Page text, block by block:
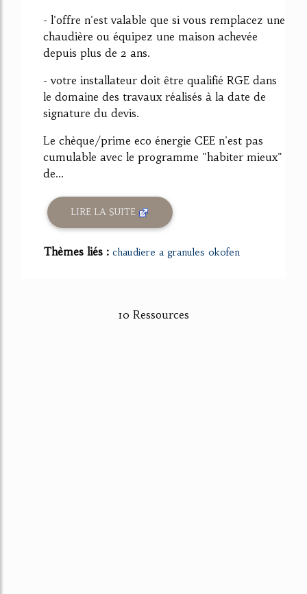
- l'offre n'est valable que si vous remplacez une
chaudière ou équipez une maison achevée
depuis plus de 2 ans.
- votre installateur doit être qualifié RGE dans
le domaine des travaux réalisés à la date de
signature du devis.
Le chèque/prime eco énergie CEE n'est pas
cumulable avec le programme "habiter mieux"
de...
LIRE LA SUITE
Thèmes liés : chaudiere a granules okofen
10 Ressources